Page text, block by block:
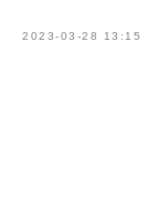
2023-03-28 13:15